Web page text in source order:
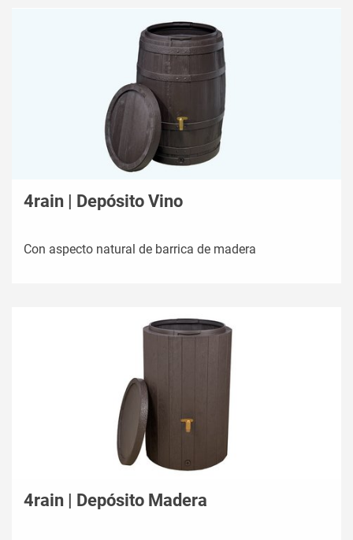
4rain | Depósito Vino
Con aspecto natural de barrica de madera
4rain | Depósito Madera